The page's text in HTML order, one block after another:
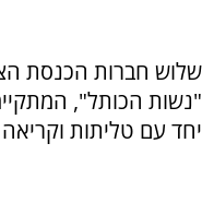
שלוש חברות הכנסת
"נשות הכותל",
יחד עם טליתות